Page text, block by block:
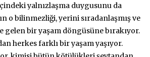
yalnızlaşma duygusunu da
o bilinmezliği, yerini sıradanlaşmış ve
gelen bir yaşam döngüsüne bırakıyor.
herkes farklı bir yaşam yaşıyor.